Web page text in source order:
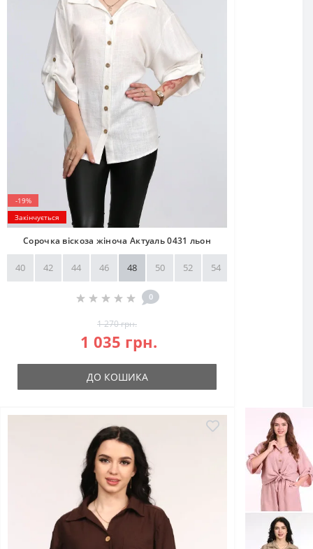
-19%
Закінчується
Сорочка віскоза жіноча Актуаль 0431 льон
40 42 44 46 48 50 52 54
0
1 270 грн.
1 035 грн.
ДО КОШИКА